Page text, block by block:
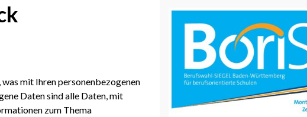
mit Ihren personenbezogenen
Daten sind alle Daten, mit
zum Thema